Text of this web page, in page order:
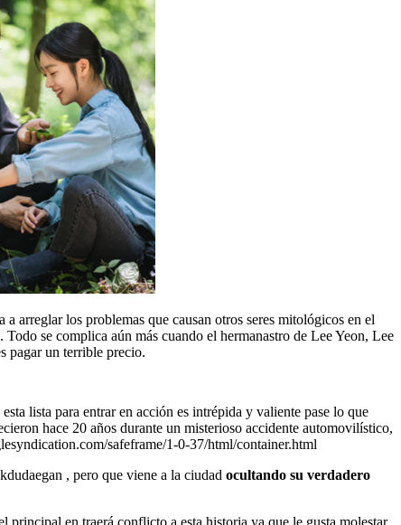
arreglar los problemas que causan otros seres mitológicos en el
se complica aún más cuando el hermanastro de Lee Yeon, Lee
pagar un terrible precio.
lista para entrar en acción es intrépida y valiente pase lo que
hace 20 años durante un misterioso accidente automovilístico,
safeframe/1-0-37/html/container.html
, pero que viene a la ciudad ocultando su verdadero